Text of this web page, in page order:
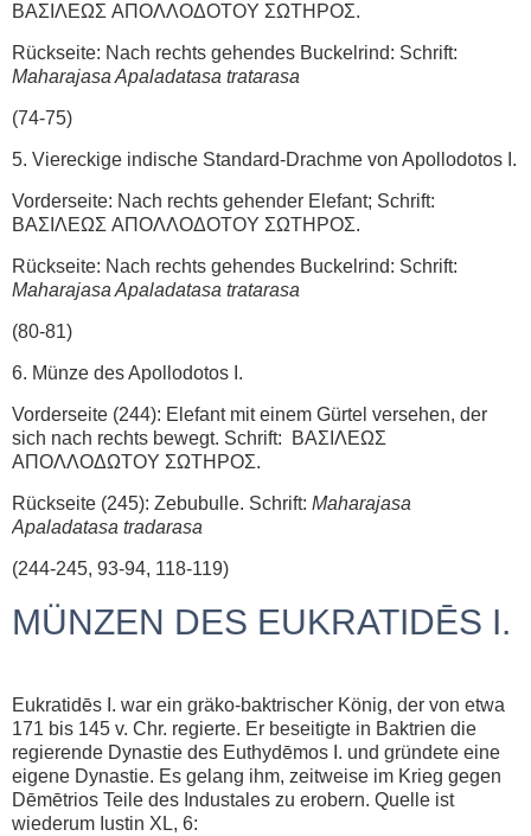
ΒΑΣΙΛΕΩΣ AΠOΛΛOΔOTOY ΣΩΤΗΡΟΣ.
Rückseite: Nach rechts gehendes Buckelrind: Schrift:
Maharajasa Apaladatasa tratarasa
(74-75)
5. Viereckige indische Standard-Drachme von Apollodotos I.
Vorderseite: Nach rechts gehender Elefant; Schrift:
ΒΑΣΙΛΕΩΣ AΠOΛΛOΔOTOY ΣΩΤΗΡΟΣ.
Rückseite: Nach rechts gehendes Buckelrind: Schrift:
Maharajasa Apaladatasa tratarasa
(80-81)
6. Münze des Apollodotos I.
Vorderseite (244): Elefant mit einem Gürtel versehen, der
sich nach rechts bewegt. Schrift: ΒΑΣΙΛΕΩΣ
AΠOΛΛOΔΩTOY ΣΩΤΗΡΟΣ.
Rückseite (245): Zebubulle. Schrift: Maharajasa
Apaladatasa tradarasa
(244-245, 93-94, 118-119)
MÜNZEN DES EUKRATIDĒS I.
Eukratidēs I. war ein gräko-baktrischer König, der von etwa
171 bis 145 v. Chr. regierte. Er beseitigte in Baktrien die
regierende Dynastie des Euthydēmos I. und gründete eine
eigene Dynastie. Es gelang ihm, zeitweise im Krieg gegen
Dēmētrios Teile des Industales zu erobern. Quelle ist
wiederum Iustin XL, 6: